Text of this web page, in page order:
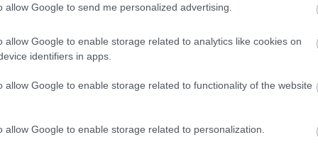
allow Google to send me personalized advertising.
allow Google to enable storage related to analytics like cookies on
identifiers in apps.
allow Google to enable storage related to functionality of the website
allow Google to enable storage related to personalization.
యాంటీఆక్సిడెంట్లతో కూడా నిండి ఉంటాయి. ఈ యాంటీఆక్సిడెంట్
ఒత్తిడిని తగ్గించడంలో సహాయపడుతుంది. చిలగడదుంపలలోని
ఆరోగ్యకరమైన దృష్టికి మద్దతు ఇస్తాయి.